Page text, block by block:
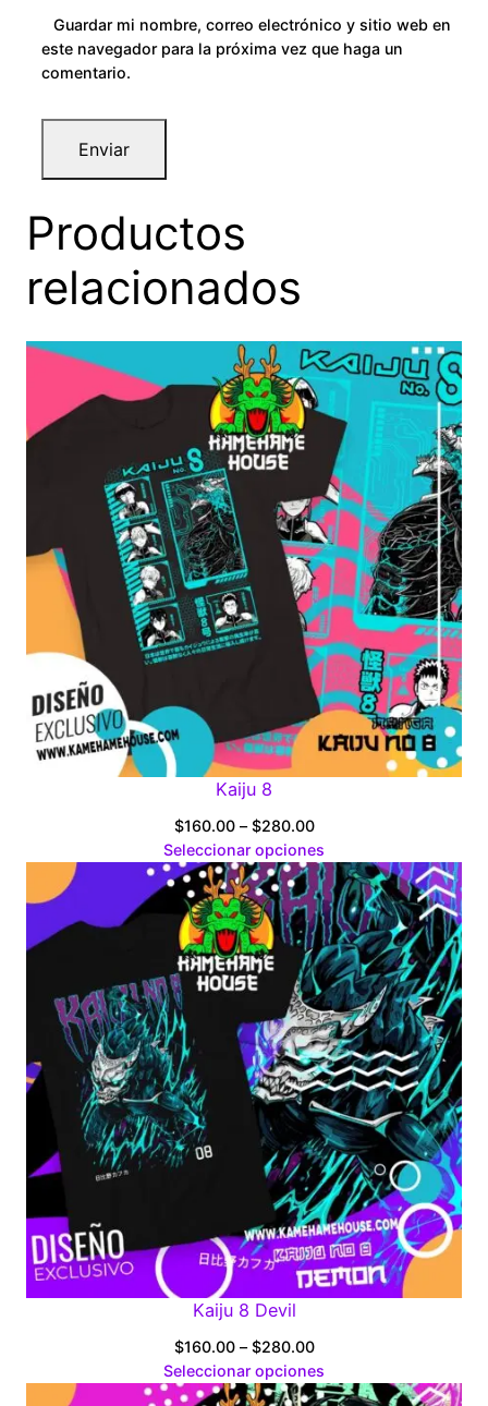
Guardar mi nombre, correo electrónico y sitio web en
este navegador para la próxima vez que haga un
comentario.
Productos
relacionados
Kaiju 8
$160.00 – $280.00Price
range:
$160.00
through
$280.00
Seleccionar opciones
Kaiju 8 Devil
$160.00 – $280.00Price
range:
$160.00
Seleccionar opciones